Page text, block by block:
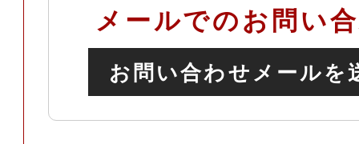
メールでのお問い
お問い合わせメールを